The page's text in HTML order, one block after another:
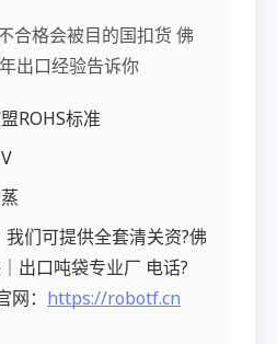
合格会被目的国扣货 佛
出口经验告诉你
ROHS标准
我们可提供全套清关资?佛
出口吨袋专业厂 电话?
： https://robotf.cn